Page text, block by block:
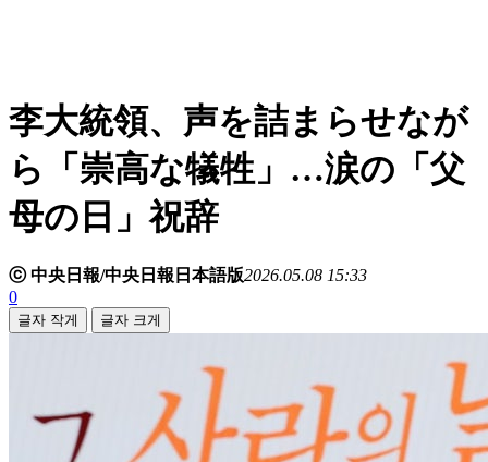
李大統領、声を詰まらせなが
ら「崇高な犠牲」…涙の「父
母の日」祝辞
ⓒ 中央日報/中央日報日本語版2026.05.08 15:33
0
글자 작게 글자 크게